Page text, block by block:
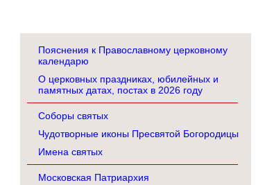
Пояснения к Православному церковному
календарю
О церковных праздниках, юбилейных и
памятных датах, постах в 2026 году
Соборы святых
Чудотворные иконы Пресвятой Богородицы
Имена святых
Московская Патриархия